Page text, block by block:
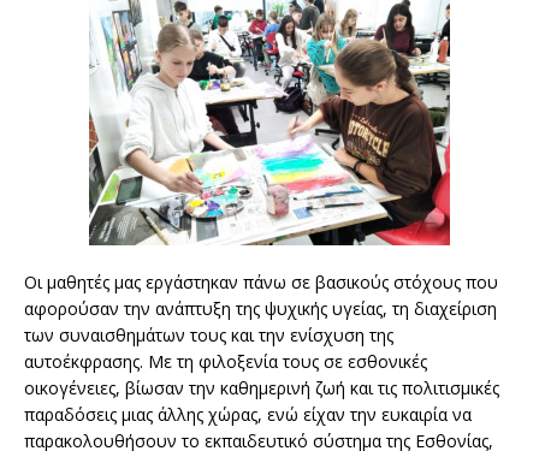
Οι μαθητές μας εργάστηκαν πάνω σε βασικούς στόχους που
αφορούσαν την ανάπτυξη της ψυχικής υγείας, τη διαχείριση
των συναισθημάτων τους και την ενίσχυση της
αυτοέκφρασης. Με τη φιλοξενία τους σε εσθονικές
οικογένειες, βίωσαν την καθημερινή ζωή και τις πολιτισμικές
παραδόσεις μιας άλλης χώρας, ενώ είχαν την ευκαιρία να
παρακολουθήσουν το εκπαιδευτικό σύστημα της Εσθονίας,